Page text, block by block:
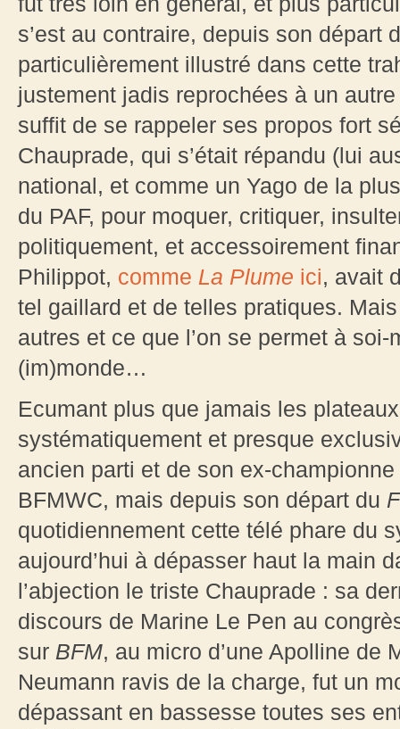
s’est au contraire, depuis son départ
particulièrement illustré dans cette
justement jadis reprochées à un
suffit de se rappeler ses propos fort
Chauprade, qui s’était répandu (lui
national, et comme un Yago de la
du PAF, pour moquer, critiquer,
politiquement, et accessoirement
Philippot, comme La Plume ici, avait
tel gaillard et de telles pratiques.
autres et ce que l’on se permet à
(im)monde…
Ecumant plus que jamais les
systématiquement et presque
ancien parti et de son ex-
BFMWC, mais depuis son départ du
quotidiennement cette télé phare du
aujourd’hui à dépasser haut la main
l’abjection le triste Chauprade : sa
discours de Marine Le Pen au
sur BFM, au micro d’une Apolline de
Neumann ravis de la charge, fut un
dépassant en bassesse toutes ses